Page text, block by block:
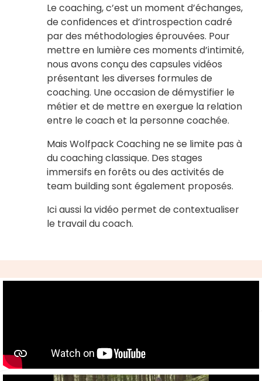
Le coaching, c’est un moment d’échanges,
de confidences et d’introspection cadré
par des méthodologies éprouvées. Pour
mettre en lumière ces moments d’intimité,
nous avons conçu des capsules vidéos
présentant les diverses formules de
coaching. Une occasion de démystifier le
métier et de mettre en exergue la relation
entre le coach et la personne coachée.
Mais Wolfpack Coaching ne se limite pas à
du coaching classique. Des stages
immersifs en forêts ou des activités de
team building sont également proposés.
Ici aussi la vidéo permet de contextualiser
le travail du coach.